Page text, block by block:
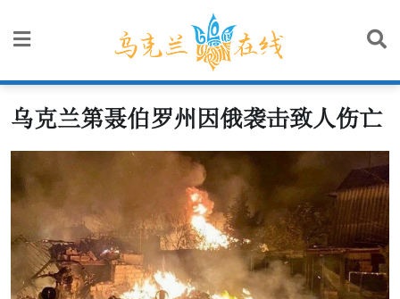
乌克兰第聂伯罗州因俄袭击致人伤亡